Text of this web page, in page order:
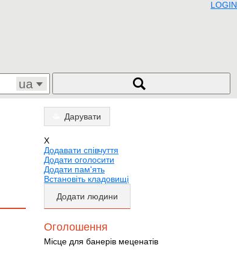
LOGIN
ua
Дарувати
X
Додавати співчуття
Додати оголосити
Додати пам'ять
Встановіть кладовищі
Додати людини
Оголошення
Місце для банерів меценатів